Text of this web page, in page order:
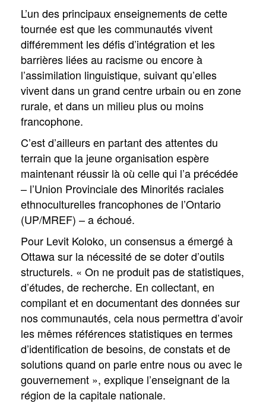
L’un des principaux enseignements de cette
tournée est que les communautés vivent
différemment les défis d’intégration et les
barrières liées au racisme ou encore à
l’assimilation linguistique, suivant qu’elles
vivent dans un grand centre urbain ou en zone
rurale, et dans un milieu plus ou moins
francophone.
C’est d’ailleurs en partant des attentes du
terrain que la jeune organisation espère
maintenant réussir là où celle qui l’a précédée
– l’Union Provinciale des Minorités raciales
ethnoculturelles francophones de l’Ontario
(UP/MREF) – a échoué.
Pour Levit Koloko, un consensus a émergé à
Ottawa sur la nécessité de se doter d’outils
structurels. « On ne produit pas de statistiques,
d’études, de recherche. En collectant, en
compilant et en documentant des données sur
nos communautés, cela nous permettra d’avoir
les mêmes références statistiques en termes
d’identification de besoins, de constats et de
solutions quand on parle entre nous ou avec le
gouvernement », explique l’enseignant de la
région de la capitale nationale.